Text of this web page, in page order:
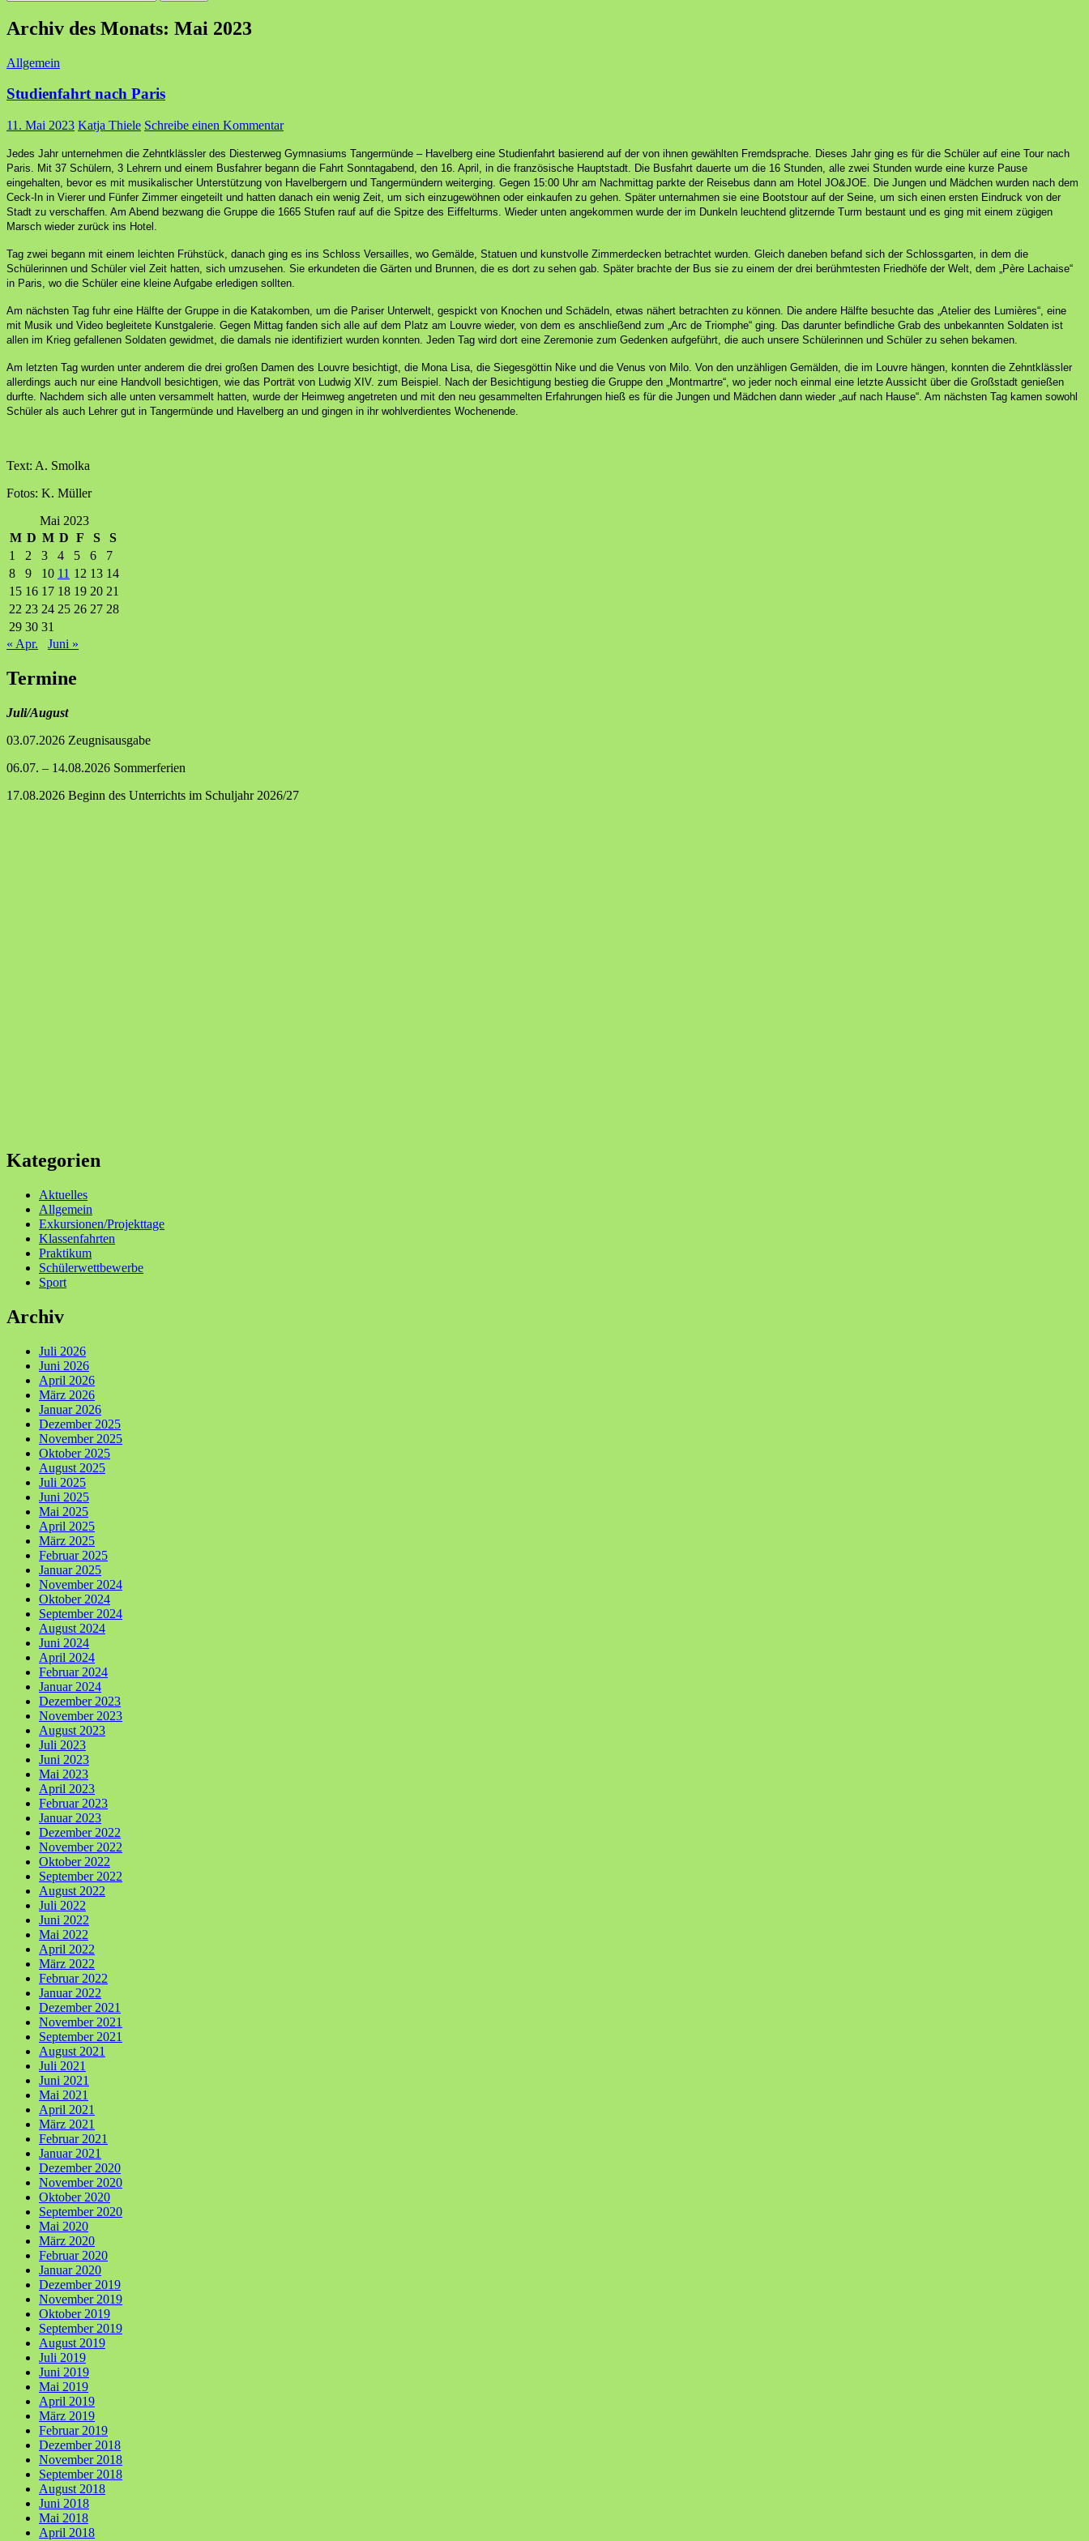
nach:
Archiv des Monats: Mai 2023
Allgemein
Studienfahrt nach Paris
11. Mai 2023 Katja Thiele Schreibe einen Kommentar
Jedes Jahr unternehmen die Zehntklässler des Diesterweg Gymnasiums Tangermünde – Havelberg eine Studienfahrt basierend auf der von ihnen gewählten Fremdsprache. Dieses Jahr ging es für die Schüler auf eine Tour nach
Paris. Mit 37 Schülern, 3 Lehrern und einem Busfahrer begann die Fahrt Sonntagabend, den 16. April, in die französische Hauptstadt. Die Busfahrt dauerte um die 16 Stunden, alle zwei Stunden wurde eine kurze Pause
eingehalten, bevor es mit musikalischer Unterstützung von Havelbergern und Tangermündern weiterging. Gegen 15:00 Uhr am Nachmittag parkte der Reisebus dann am Hotel JO&JOE. Die Jungen und Mädchen wurden nach dem
Ceck-In in Vierer und Fünfer Zimmer eingeteilt und hatten danach ein wenig Zeit, um sich einzugewöhnen oder einkaufen zu gehen. Später unternahmen sie eine Bootstour auf der Seine, um sich einen ersten Eindruck von der
Stadt zu verschaffen. Am Abend bezwang die Gruppe die 1665 Stufen rauf auf die Spitze des Eiffelturms. Wieder unten angekommen wurde der im Dunkeln leuchtend glitzernde Turm bestaunt und es ging mit einem zügigen
Marsch wieder zurück ins Hotel.
Tag zwei begann mit einem leichten Frühstück, danach ging es ins Schloss Versailles, wo Gemälde, Statuen und kunstvolle Zimmerdecken betrachtet wurden. Gleich daneben befand sich der Schlossgarten, in dem die
Schülerinnen und Schüler viel Zeit hatten, sich umzusehen. Sie erkundeten die Gärten und Brunnen, die es dort zu sehen gab. Später brachte der Bus sie zu einem der drei berühmtesten Friedhöfe der Welt, dem „Père Lachaise“
in Paris, wo die Schüler eine kleine Aufgabe erledigen sollten.
Am nächsten Tag fuhr eine Hälfte der Gruppe in die Katakomben, um die Pariser Unterwelt, gespickt von Knochen und Schädeln, etwas nähert betrachten zu können. Die andere Hälfte besuchte das „Atelier des Lumières“, eine
mit Musik und Video begleitete Kunstgalerie. Gegen Mittag fanden sich alle auf dem Platz am Louvre wieder, von dem es anschließend zum „Arc de Triomphe“ ging. Das darunter befindliche Grab des unbekannten Soldaten ist
allen im Krieg gefallenen Soldaten gewidmet, die damals nie identifiziert wurden konnten. Jeden Tag wird dort eine Zeremonie zum Gedenken aufgeführt, die auch unsere Schülerinnen und Schüler zu sehen bekamen.
Am letzten Tag wurden unter anderem die drei großen Damen des Louvre besichtigt, die Mona Lisa, die Siegesgöttin Nike und die Venus von Milo. Von den unzähligen Gemälden, die im Louvre hängen, konnten die Zehntklässler
allerdings auch nur eine Handvoll besichtigen, wie das Porträt von Ludwig XIV. zum Beispiel. Nach der Besichtigung bestieg die Gruppe den „Montmartre“, wo jeder noch einmal eine letzte Aussicht über die Großstadt genießen
durfte. Nachdem sich alle unten versammelt hatten, wurde der Heimweg angetreten und mit den neu gesammelten Erfahrungen hieß es für die Jungen und Mädchen dann wieder „auf nach Hause“. Am nächsten Tag kamen sowohl
Schüler als auch Lehrer gut in Tangermünde und Havelberg an und gingen in ihr wohlverdientes Wochenende.
Text: A. Smolka
Fotos: K. Müller
Mai 2023
M D M D F S
S
1
2 3 4 5 6
7
8
9 10 11 12 13 14
15 16 17 18 19 20 21
22 23 24 25 26 27 28
29 30 31
« Apr.
Juni »
Termine
Juli/August
03.07.2026 Zeugnisausgabe
06.07. – 14.08.2026 Sommerferien
17.08.2026 Beginn des Unterrichts im Schuljahr 2026/27
Kategorien
Aktuelles
Allgemein
Exkursionen/Projekttage
Klassenfahrten
Praktikum
Schülerwettbewerbe
Sport
Archiv
Juli 2026
Juni 2026
April 2026
März 2026
Januar 2026
Dezember 2025
November 2025
Oktober 2025
August 2025
Juli 2025
Juni 2025
Mai 2025
April 2025
März 2025
Februar 2025
Januar 2025
November 2024
Oktober 2024
September 2024
August 2024
Juni 2024
April 2024
Februar 2024
Januar 2024
Dezember 2023
November 2023
August 2023
Juli 2023
Juni 2023
Mai 2023
April 2023
Februar 2023
Januar 2023
Dezember 2022
November 2022
Oktober 2022
September 2022
August 2022
Juli 2022
Juni 2022
Mai 2022
April 2022
März 2022
Februar 2022
Januar 2022
Dezember 2021
November 2021
September 2021
August 2021
Juli 2021
Juni 2021
Mai 2021
April 2021
März 2021
Februar 2021
Januar 2021
Dezember 2020
November 2020
Oktober 2020
September 2020
Mai 2020
März 2020
Februar 2020
Januar 2020
Dezember 2019
November 2019
Oktober 2019
September 2019
August 2019
Juli 2019
Juni 2019
Mai 2019
April 2019
März 2019
Februar 2019
Dezember 2018
November 2018
September 2018
August 2018
Juni 2018
Mai 2018
April 2018